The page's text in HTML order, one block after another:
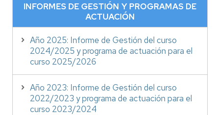
INFORMES DE GESTIÓN Y PROGRAMAS DE
ACTUACIÓN
Año 2025: Informe de Gestión del curso
2024/2025 y programa de actuación para el
curso 2025/2026
Año 2023: Informe de Gestión del curso
2022/2023 y programa de actuación para el
curso 2023/2024